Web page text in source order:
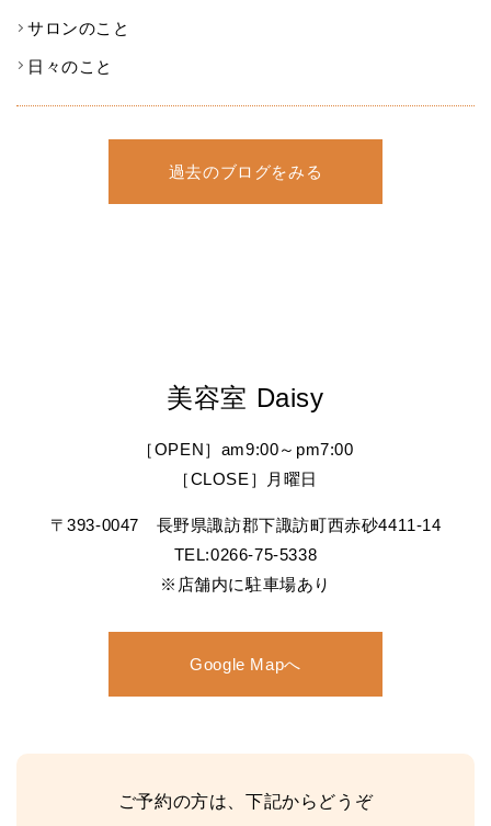
サロンのこと
日々のこと
過去のブログをみる
美容室 Daisy
［OPEN］am9:00～pm7:00
［CLOSE］月曜日
〒393-0047 長野県諏訪郡下諏訪町西赤砂4411-14
TEL:0266-75-5338
※店舗内に駐車場あり
Google Mapへ
ご予約の方は、下記からどうぞ